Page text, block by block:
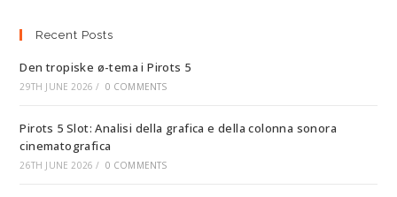
Recent Posts
Den tropiske ø-tema i Pirots 5
29TH JUNE 2026 / 0 COMMENTS
Pirots 5 Slot: Analisi della grafica e della colonna sonora
cinematografica
26TH JUNE 2026 / 0 COMMENTS